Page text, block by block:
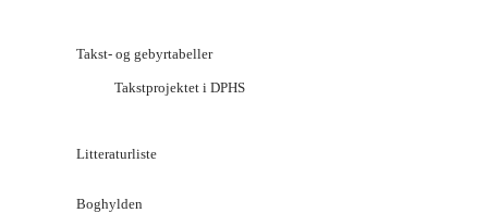
Takst- og gebyrtabeller
Takstprojektet i DPHS
Litteraturliste
Boghylden